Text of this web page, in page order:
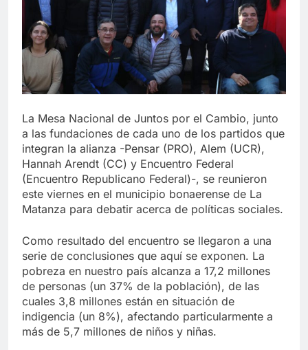
La Mesa Nacional de Juntos por el Cambio, junto
a las fundaciones de cada uno de los partidos que
integran la alianza -Pensar (PRO), Alem (UCR),
Hannah Arendt (CC) y Encuentro Federal
(Encuentro Republicano Federal)-, se reunieron
este viernes en el municipio bonaerense de La
Matanza para debatir acerca de políticas sociales.
Como resultado del encuentro se llegaron a una
serie de conclusiones que aquí se exponen. La
pobreza en nuestro país alcanza a 17,2 millones
de personas (un 37% de la población), de las
cuales 3,8 millones están en situación de
indigencia (un 8%), afectando particularmente a
más de 5,7 millones de niños y niñas.